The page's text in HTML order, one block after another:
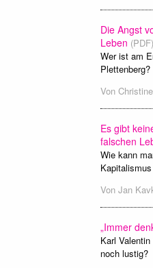
Die Angst
Leben (PDF)
Wer ist am
Plettenberg?
Von
Es gibt
falschen
Wie kann
Von Jan
„Immer
Karl
noch lustig?